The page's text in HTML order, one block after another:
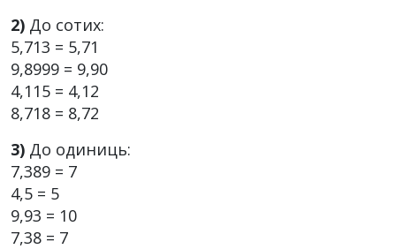
2) До сотих:
5,713 = 5,71
9,8999 = 9,90
4,115 = 4,12
8,718 = 8,72
3) До одиниць:
7,389 = 7
4,5 = 5
9,93 = 10
7,38 = 7